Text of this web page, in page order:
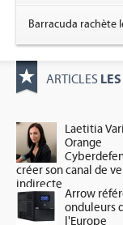
Barracuda rachète
ARTICLES
Laetitia
Orange
créer son canal de
indirecte
Arrow
onduleurs
l'Europe